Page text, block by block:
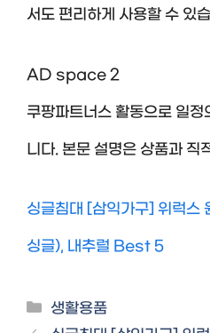
서도 편리하게 사용할 수 있
AD space 2
쿠팡파트너스 활동으로 일
니다. 본문 설명은 상품과 직
싱글침대 [삼익가구] 위럭스
싱글), 내추럴 Best 5
Categories
생활용품